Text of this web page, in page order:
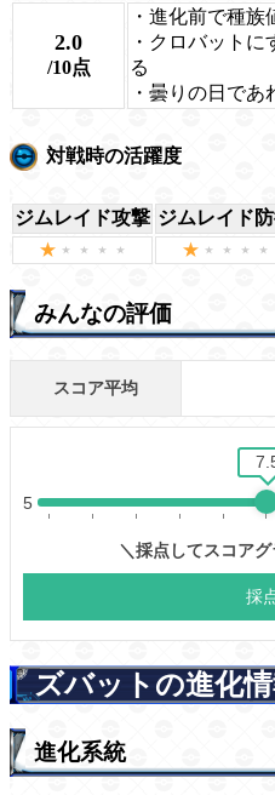
2.0
/10点
・進化前で種
・クロバット
る
・曇りの日で
対戦時の活躍度
ジムレイド攻撃 ジムレイド
みんなの評価
ズバットの進化
進化系統